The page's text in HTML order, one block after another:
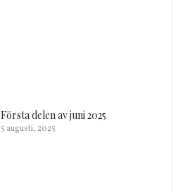
Första delen av juni 2025
5 augusti, 2025